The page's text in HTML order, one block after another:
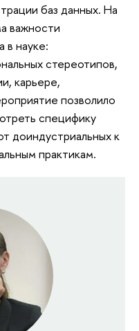
баз данных. На
важности
в науке:
стереотипов,
карьере,
позволило
специфику
доиндустриальных к
практикам.